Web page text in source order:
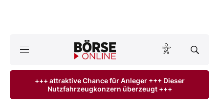
ktuelle Ausgabe BÖRSE ONLINE lesen
+++ attraktive Chance für Anleger +++ Dieser
Nutzfahrzeugkonzern überzeugt +++